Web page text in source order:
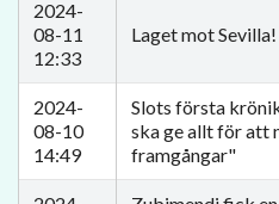
2024-
08-11
12:33
Laget mot Sevilla!
2024-
08-10
14:49
Slots första
ska ge allt för att
framgångar"